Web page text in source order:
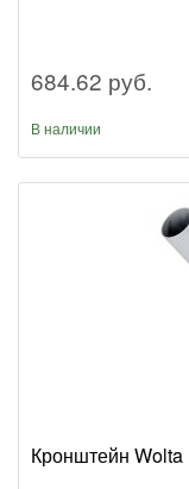
684.62 руб.
В наличии
Кронштейн